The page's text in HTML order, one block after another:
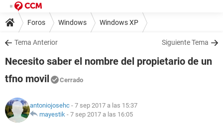
Foros Windows Windows XP
Tema Anterior Siguiente Tema
Necesito saber el nombre del propietario de un
tfno movil
Cerrado
antoniojosehc - 7 sep 2017 a las 15:37
mayestik - 7 sep 2017 a las 16:05